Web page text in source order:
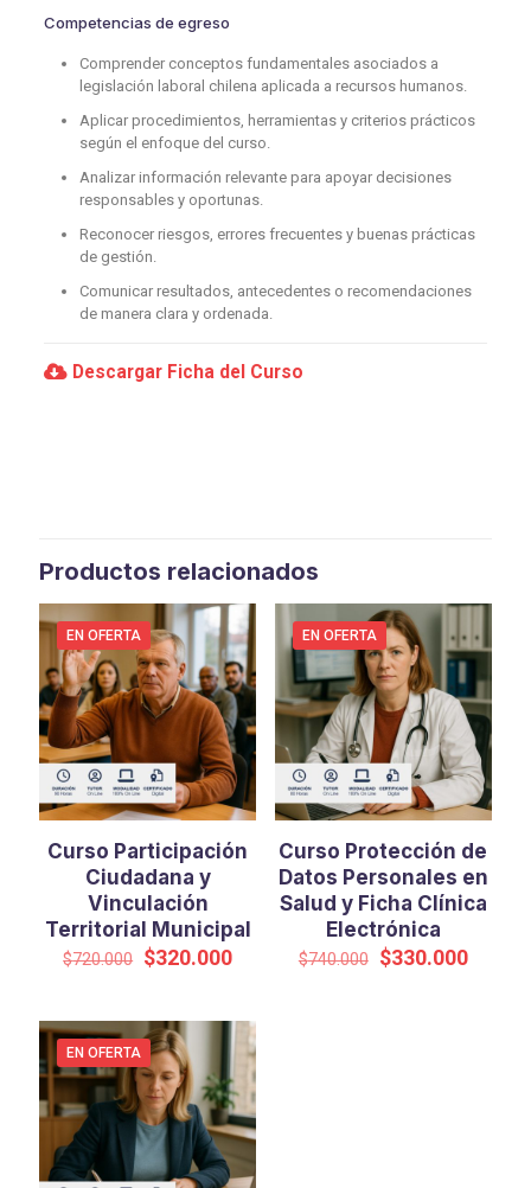
Competencias de egreso
Comprender conceptos fundamentales asociados a
legislación laboral chilena aplicada a recursos humanos.
Aplicar procedimientos, herramientas y criterios prácticos
según el enfoque del curso.
Analizar información relevante para apoyar decisiones
responsables y oportunas.
Reconocer riesgos, errores frecuentes y buenas prácticas
de gestión.
Comunicar resultados, antecedentes o recomendaciones
de manera clara y ordenada.
Descargar Ficha del Curso
Productos relacionados
EN OFERTA
Curso Participación
Ciudadana y
Vinculación
Territorial Municipal
$720.000 El
era:
$720.000.
$320.000El
es:
$320.000.
EN OFERTA
Curso Protección de
Datos Personales en
Salud y Ficha Clínica
Electrónica
$740.000 El
$330.000El
EN OFERTA